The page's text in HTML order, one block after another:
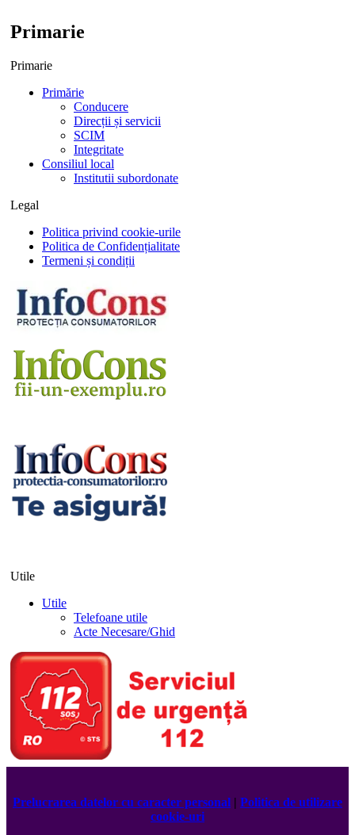
Primarie
Primarie
Primărie
Conducere
Direcții și servicii
SCIM
Integritate
Consiliul local
Institutii subordonate
Legal
Politica privind cookie-urile
Politica de Confidențialitate
Termeni și condiții
Utile
Utile
Telefoane utile
Acte Necesare/Ghid
Prelucrarea datelor cu caracter personal | Politica de utilizare
cookie-uri